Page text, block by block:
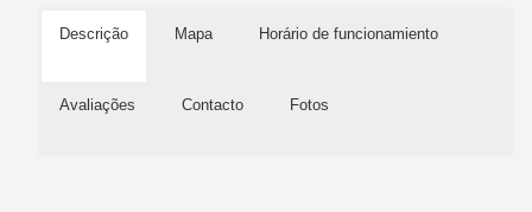
Descrição Mapa Horário de funcionamiento
Avaliações Contacto Fotos